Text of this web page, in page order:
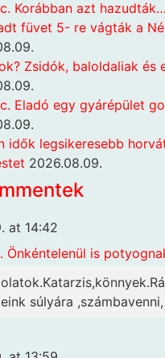
Korábban azt
füvet 5- re vágták a
Zsidók, baloldaliak és
Eladó egy gyárépület
idők legsikeresebb
2026.08.09.
at 14:42
Önkéntelenül is
súlyára ,számbavenni,